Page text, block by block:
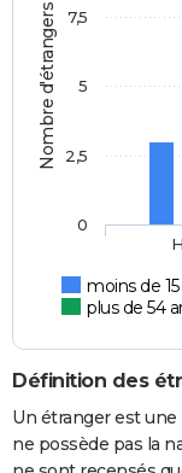
Nombre d'étrangers
moins de
plus de 54
0
2,5
5
7,5
Définition des
Un étranger est
ne possède pas la